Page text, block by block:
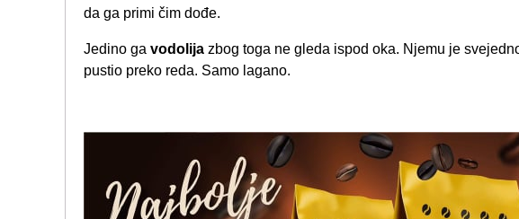
da ga primi čim dođe.
Jedino ga vodolija zbog toga ne gleda ispod oka. Njemu je
pustio preko reda. Samo lagano.